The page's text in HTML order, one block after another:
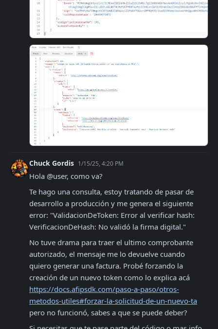
Chuck Gordis 1/15/25, 4:20 PM
Hola @user, como va?
Te hago una consulta, estoy tratando de pasar de
desarrollo a producción y me genera el siguiente
error: "ValidacionDeToken: Error al verificar hash:
VerificacionDeHash: No validó la firma digital."
No tuve drama para traer el ultimo comprobante
autorizado, el mensaje me lo devuelve cuando
quiero generar una factura. Probé forzando la
https://docs.afipsdk.com/paso-a-paso/otros-
metodos-utiles#forzar-la-solicitud-de-un-nuevo-ta
pero no funcionó, sabes a que se puede deber?